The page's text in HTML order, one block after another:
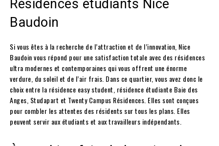
Résidences étudiants Nice
Baudoin
Si vous êtes à la recherche de l’attraction et de l’innovation, Nice
Baudoin vous répond pour une satisfaction totale avec des résidences
ultra modernes et contemporaines qui vous offrent une énorme
verdure, du soleil et de l’air frais. Dans ce quartier, vous avez donc le
choix entre la résidence easy student, résidence étudiante Baie des
Anges, Studapart et Twenty Campus Résidences. Elles sont conçues
pour combler les attentes des résidents sur tous les plans. Elles
peuvent servir aux étudiants et aux travailleurs indépendants.